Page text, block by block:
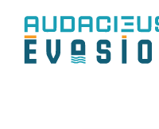
contenu